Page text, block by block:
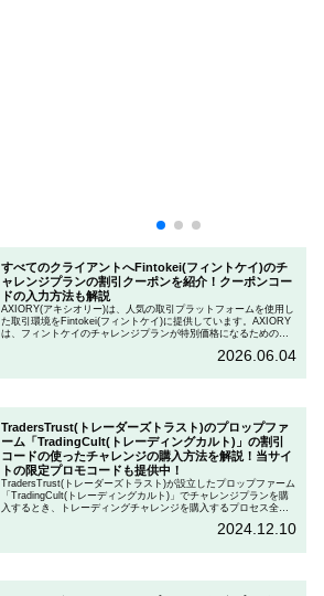
すべてのクライアントへFintokei(フィントケイ)のチ
ャレンジプランの割引クーポンを紹介！クーポンコー
ドの入力方法も解説
AXIORY(アキシオリー)は、人気の取引プラットフォームを使用し
た取引環境をFintokei(フィントケイ)に提供しています。AXIORY
は、フィントケイのチャレンジプランが特別価格になるためのク
ランを申し込むときのクーポンコードを入力して割引にする方法
2026.06.04
TradersTrust(トレーダーズトラスト)のプロップファ
ーム「TradingCult(トレーディングカルト)」の割引
コードの使ったチャレンジの購入方法を解説！当サイ
トの限定プロモコードも提供中！
TradersTrust(トレーダーズトラスト)が設立したプロップファーム
「TradingCult(トレーディングカルト)」でチャレンジプランを購
入するとき、トレーディングチャレンジを購入するプロセス全体
ます。さらに、TradingCultがほぼ定期的に実施している割引コー
2024.12.10